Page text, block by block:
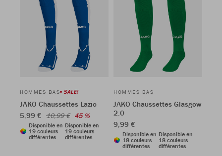
HOMMES BAS SALE!
JAKO Chaussettes Lazio
5,99 € 10,99 € 45 %
Disponible en
19 couleurs
différentes
Disponible en
19 couleurs
différentes
HOMMES BAS
JAKO Chaussettes Glasgow
2.0
9,99 €
Disponible en
18 couleurs
différentes
Disponible en
18 couleurs
différentes